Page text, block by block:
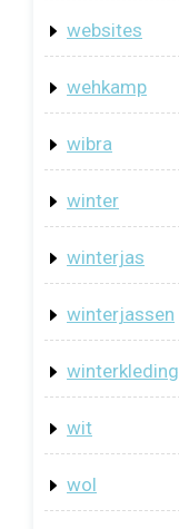
websites
wehkamp
wibra
winter
winterjas
winterjassen
winterkleding
wit
wol